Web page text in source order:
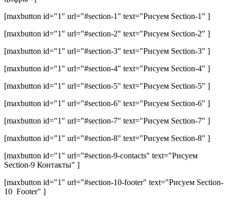
[maxbutton id="1" url="#section-1" text="Рисуем Section-1" ]
[maxbutton id="1" url="#section-2" text="Рисуем Section-2" ]
[maxbutton id="1" url="#section-3" text="Рисуем Section-3" ]
[maxbutton id="1" url="#section-4" text="Рисуем Section-4" ]
[maxbutton id="1" url="#section-5" text="Рисуем Section-5" ]
[maxbutton id="1" url="#section-6" text="Рисуем Section-6" ]
[maxbutton id="1" url="#section-7" text="Рисуем Section-7" ]
[maxbutton id="1" url="#section-8" text="Рисуем Section-8" ]
[maxbutton id="1" url="#section-9-contacts" text="Рисуем
Section-9 Контакты" ]
[maxbutton id="1" url="#section-10-footer" text="Рисуем Section-
10 Footer" ]